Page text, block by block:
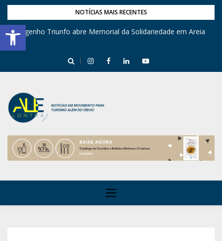
Barra de Ferramentas Aberta
NOTÍCIAS MAIS RECENTES
Engenho Triunfo abre Memorial da Solidariedade em Areia